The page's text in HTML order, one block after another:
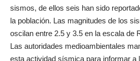
sismos, de ellos seis han sido
la población. Las magnitudes de los
oscilan entre 2.5 y 3.5 en la escala de
Las autoridades medioambientales
esta actividad sísmica para informar a